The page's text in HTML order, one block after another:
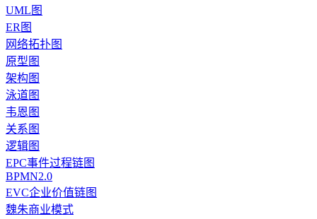
UML图
ER图
网络拓扑图
原型图
架构图
泳道图
韦恩图
关系图
逻辑图
EPC事件过程链图
BPMN2.0
EVC企业价值链图
魏朱商业模式